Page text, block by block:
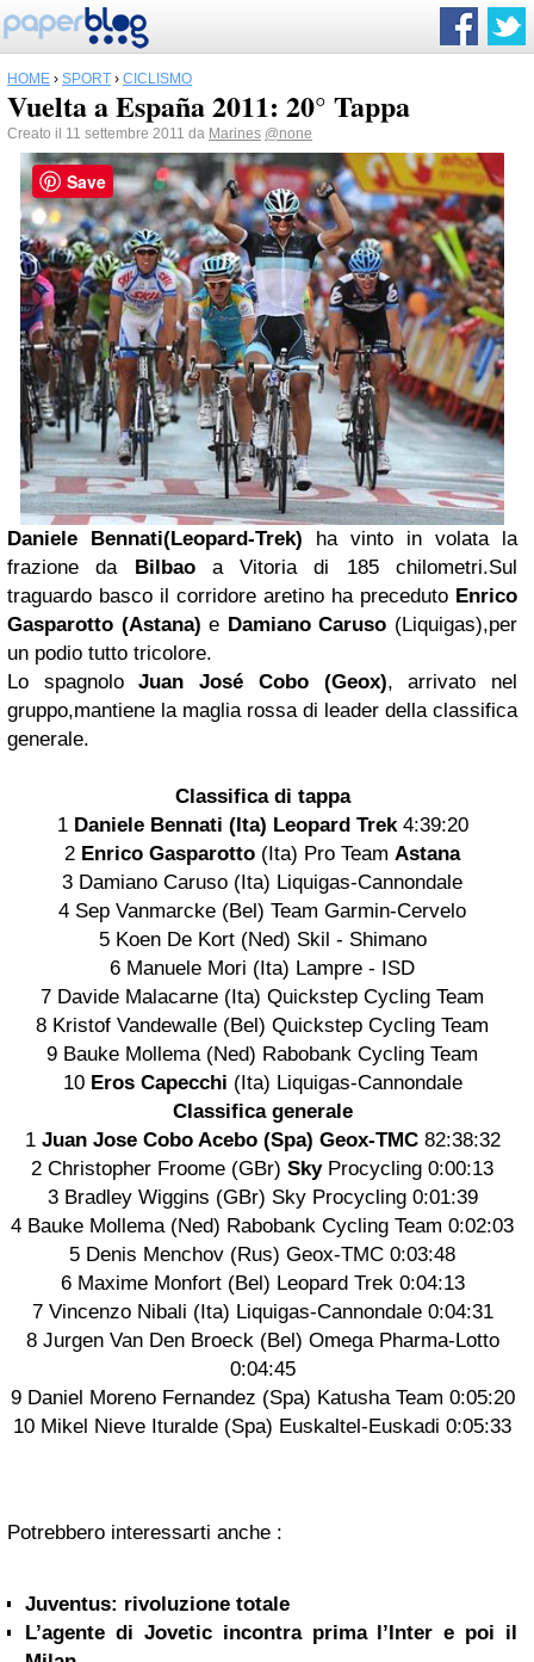
HOME › SPORT › CICLISMO
Vuelta a España 2011: 20° Tappa
Creato il 11 settembre 2011 da Marines @none
Daniele Bennati(Leopard-Trek) ha vinto in volata la
frazione da Bilbaoa Vitoria di 185 chilometri.Sul
traguardo basco il corridore aretino ha preceduto Enrico
Gasparotto (Astana)e Damiano Caruso (Liquigas),per
un podio tutto tricolore.
Lo spagnoloJuan José Cobo (Geox), arrivato nel
gruppo,mantiene la maglia rossa di leader della classifica
generale.
Classifica di tappa
1 Daniele Bennati (Ita) Leopard Trek4:39:20
2 Enrico Gasparotto (Ita) Pro Team Astana
3 Damiano Caruso (Ita) Liquigas-Cannondale
4 Sep Vanmarcke (Bel) Team Garmin-Cervelo
5 Koen De Kort (Ned) Skil - Shimano
6 Manuele Mori (Ita) Lampre - ISD
7 Davide Malacarne (Ita) Quickstep Cycling Team
8 Kristof Vandewalle (Bel) Quickstep Cycling Team
9 Bauke Mollema (Ned) Rabobank Cycling Team
10 Eros Capecchi (Ita) Liquigas-Cannondale
Classifica generale
1 Juan Jose Cobo Acebo (Spa) Geox-TMC82:38:32
2 Christopher Froome (GBr) SkyProcycling 0:00:13
3 Bradley Wiggins (GBr) Sky Procycling 0:01:39
4 Bauke Mollema (Ned) Rabobank Cycling Team 0:02:03
5 Denis Menchov (Rus) Geox-TMC 0:03:48
6 Maxime Monfort (Bel) Leopard Trek 0:04:13
7 Vincenzo Nibali (Ita) Liquigas-Cannondale 0:04:31
8 Jurgen Van Den Broeck (Bel) Omega Pharma-Lotto
0:04:45
9 Daniel Moreno Fernandez (Spa) Katusha Team 0:05:20
10 Mikel Nieve Ituralde (Spa) Euskaltel-Euskadi 0:05:33
Potrebbero interessarti anche :
Juventus: rivoluzione totale
L’agente di Jovetic incontra prima l’Inter e poi il
Save